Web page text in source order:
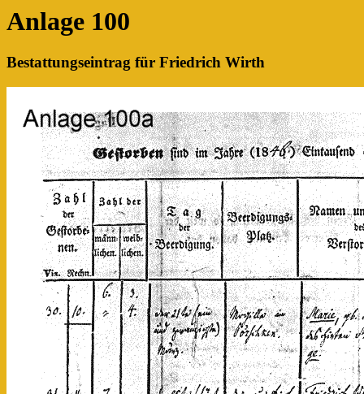
Anlage 100
Bestattungseintrag für Friedrich Wirth